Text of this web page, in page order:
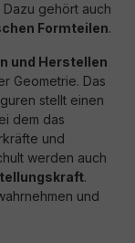
gehört auch
Formteilen.
und Herstellen
Geometrie. Das
stellt einen
dem das
und
werden auch
.
und